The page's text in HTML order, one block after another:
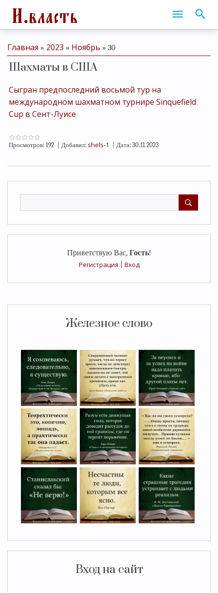
Приветствую Вас, Гость!
Регистрация
Вход
Железное слово
Вход на сайт
Главная » 2023 » Ноябрь » 30
Шахматы в США
Сыгран предпоследний восьмой тур на
международном шахматном турнире Sinquefield
Cup в Сент-Луисе
Просмотров: 192 Добавил: shels-1 Дата: 30.11.2023